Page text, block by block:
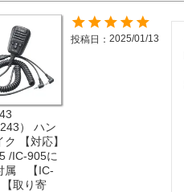
） ハン
ク 【対応】
/IC-905に
属 【IC-
取り寄
投稿日 2025/01/13